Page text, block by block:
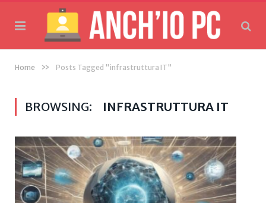
Home » Posts Tagged "infrastruttura IT"
BROWSING: INFRASTRUTTURA IT